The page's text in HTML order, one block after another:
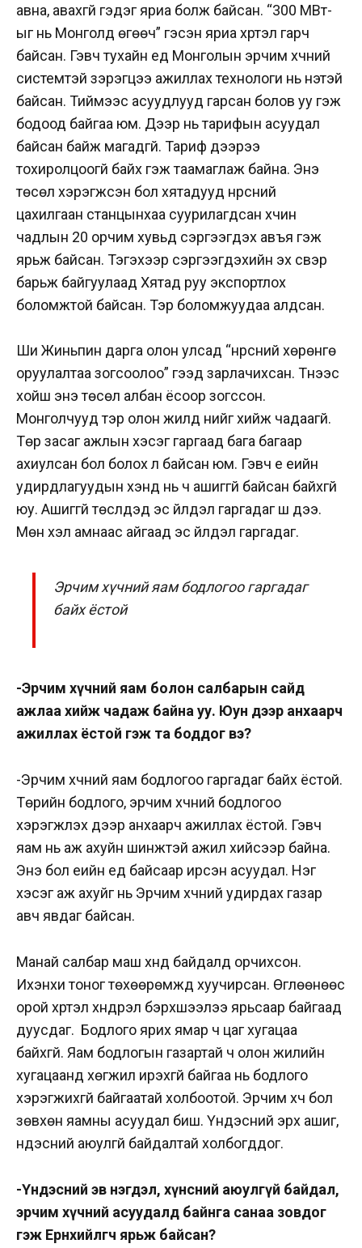
авна, авахгүй гэдэг яриа болж байсан. “300 МВт-
ыг нь Монголд өгөөч” гэсэн яриа хүртэл гарч
байсан. Гэвч тухайн үед Монголын эрчим хүчний
системтэй зэрэгцээ ажиллах технологи нь үнэтэй
байсан. Тиймээс асуудлууд гарсан болов уу гэж
бодоод байгаа юм. Дээр нь тарифын асуудал
байсан байж магадгүй. Тариф дээрээ
тохиролцоогүй байх гэж таамаглаж байна. Энэ
төсөл хэрэгжсэн бол хятадууд нүүрсний
цахилгаан станцынхаа суурилагдсан хүчин
чадлын 20 орчим хувьд сэргээгдэх авъя гэж
ярьж байсан. Тэгэхээр сэргээгдэхийн эх үүсвэр
барьж байгуулаад Хятад руу экспортлох
боломжтой байсан. Тэр боломжуудаа алдсан.
Ши Жиньпин дарга олон улсад “нүүрсний хөрөнгө
оруулалтаа зогсоолоо” гээд зарлачихсан. Түүнээс
хойш энэ төсөл албан ёсоор зогссон.
Монголчууд тэр олон жилд үүнийг хийж чадаагүй.
Төр засаг ажлын хэсэг гаргаад бага багаар
ахиулсан бол болох л байсан юм. Гэвч үе үеийн
удирдлагуудын хэнд нь ч ашиггүй байсан байхгүй
юу. Ашиггүй төслүүдэд эс үйлдэл гаргадаг шүү дээ.
Мөн хэл амнаас айгаад эс үйлдэл гаргадаг.
Эрчим хүчний яам бодлогоо гаргадаг
байх ёстой
-Эрчим хүчний яам болон салбарын сайд
ажлаа хийж чадаж байна уу. Юун дээр анхаарч
ажиллах ёстой гэж та боддог вэ?
-Эрчим хүчний яам бодлогоо гаргадаг байх ёстой.
Төрийн бодлого, эрчим хүчний бодлогоо
хэрэгжүүлэх дээр анхаарч ажиллах ёстой. Гэвч
яам нь аж ахуйн шинжтэй ажил хийсээр байна.
Энэ бол үеийн үед байсаар ирсэн асуудал. Нэг
хэсэг аж ахуйг нь Эрчим хүчний удирдах газар
авч явдаг байсан.
Манай салбар маш хүнд байдалд орчихсон.
Ихэнхи тоног төхөөрөмжүүд хуучирсан. Өглөөнөөс
орой хүртэл хүндрэл бэрхшээлээ ярьсаар байгаад
дуусдаг. Бодлого ярих ямар ч цаг хугацаа
байхгүй. Яам бодлогын газартай ч олон жилийн
хугацаанд хөгжил ирэхгүй байгаа нь бодлого
хэрэгжихгүй байгаатай холбоотой. Эрчим хүч бол
зөвхөн яамны асуудал биш. Үндэсний эрх ашиг,
үндэсний аюулгүй байдалтай холбогддог.
-Үндэсний эв нэгдэл, хүнсний аюулгүй байдал,
эрчим хүчний асуудалд байнга санаа зовдог
гэж Ерөнхийлөгч ярьж байсан?